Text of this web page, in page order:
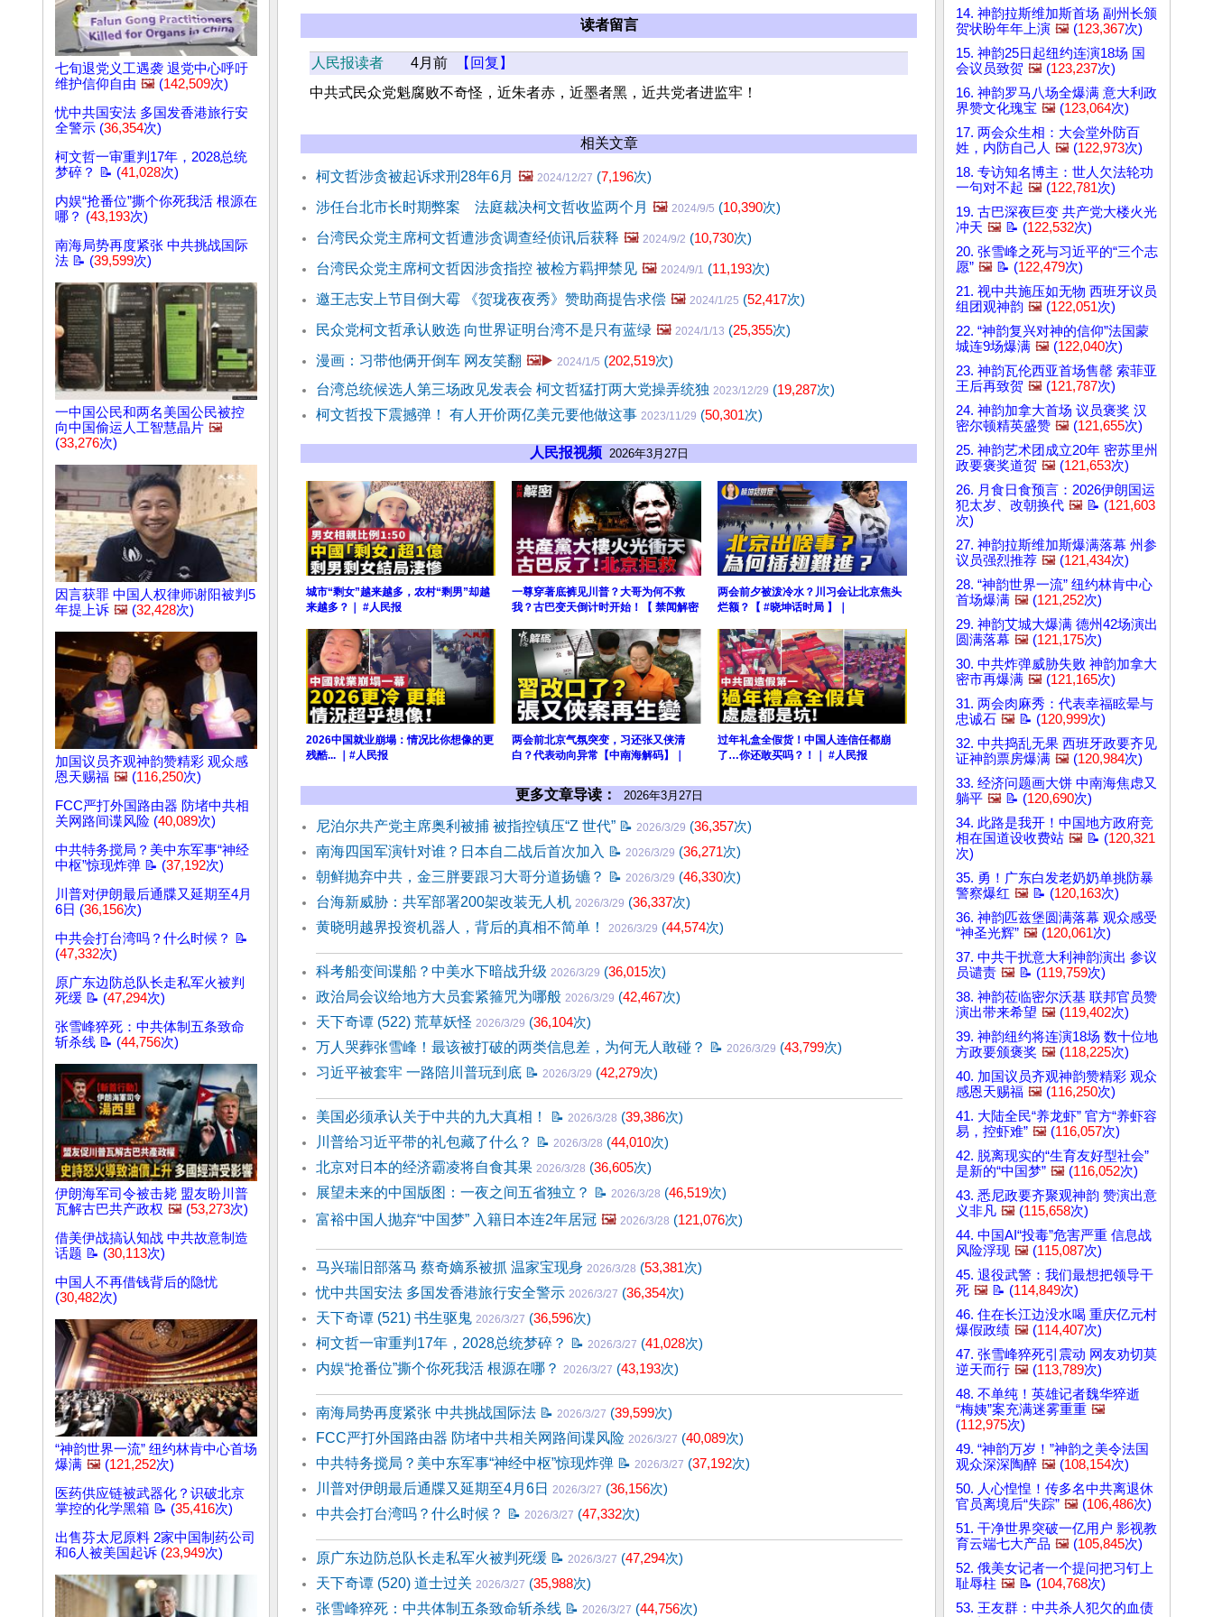
七旬退党义工遇袭 退党中心呼吁
维护信仰自由 🖼️ (142,509次)
忧中共国安法 多国发香港旅行安
全警示 (36,354次)
柯文哲一审重判17年，2028总统
梦碎？ 📝 (41,028次)
内娱“抢番位”撕个你死我活 根源在
哪？ (43,193次)
南海局势再度紧张 中共挑战国际
法 📝 (39,599次)
一中国公民和两名美国公民被控
向中国偷运人工智慧晶片 🖼️
(33,276次)
因言获罪 中国人权律师谢阳被判5
年提上诉 🖼️ (32,428次)
加国议员齐观神韵赞精彩 观众感
恩天赐福 🖼️ (116,250次)
FCC严打外国路由器 防堵中共相
关网路间谍风险 (40,089次)
中共特务搅局？美中东军事“神经
中枢”惊现炸弹 📝 (37,192次)
川普对伊朗最后通牒又延期至4月
6日 (36,156次)
中共会打台湾吗？什么时候？ 📝
(47,332次)
原广东边防总队长走私军火被判
死缓 📝 (47,294次)
张雪峰猝死：中共体制五条致命
斩杀线 📝 (44,756次)
伊朗海军司令被击毙 盟友盼川普
瓦解古巴共产政权 🖼️ (53,273次)
借美伊战搞认知战 中共故意制造
话题 📝 (30,113次)
中国人不再借钱背后的隐忧
(30,482次)
“神韵世界一流” 纽约林肯中心首场
爆满 🖼️ (121,252次)
医药供应链被武器化？识破北京
掌控的化学黑箱 📝 (35,416次)
出售芬太尼原料 2家中国制药公司
和6人被美国起诉 (23,949次)
读者留言
人民报读者 4月前
【回复】
中共式民众党魁腐败不奇怪，近朱者赤，近墨者黑，近共党者进监牢！
相关文章
柯文哲涉贪被起诉求刑28年6月 🖼️ 2024/12/27 (7,196次)
涉任台北市长时期弊案 法庭裁决柯文哲收监两个月 🖼️ 2024/9/5 (10,390次)
台湾民众党主席柯文哲遭涉贪调查经侦讯后获释 🖼️ 2024/9/2 (10,730次)
台湾民众党主席柯文哲因涉贪指控 被检方羁押禁见 🖼️ 2024/9/1 (11,193次)
邀王志安上节目倒大霉 《贺珑夜夜秀》赞助商提告求偿 🖼️ 2024/1/25 (52,417次)
民众党柯文哲承认败选 向世界证明台湾不是只有蓝绿 🖼️ 2024/1/13 (25,355次)
漫画：习带他俩开倒车 网友笑翻 🖼️▶️ 2024/1/5 (202,519次)
台湾总统候选人第三场政见发表会 柯文哲猛打两大党操弄统独 2023/12/29 (19,287次)
柯文哲投下震撼弹！ 有人开价两亿美元要他做这事 2023/11/29 (50,301次)
人民报视频 2026年3月27日
城市“剩女”越来越多，农村“剩男”却越
来越多？｜ #人民报
一尊穿著底裤见川普？大哥为何不救
我？古巴变天倒计时开始！【 禁闻解密
两会前夕被泼冷水？川习会让北京焦头
烂额？【 #晓坤话时局 】｜
2026中国就业崩塌：情况比你想像的更
残酷... ｜#人民报
两会前北京气氛突变，习还张又侠清
白？代表动向异常【中南海解码】｜
过年礼盒全假货！中国人连信任都崩
了…你还敢买吗？！｜ #人民报
更多文章导读： 2026年3月27日
尼泊尔共产党主席奥利被捕 被指控镇压“Z 世代” 📝 2026/3/29 (36,357次)
南海四国军演针对谁？日本自二战后首次加入 📝 2026/3/29 (36,271次)
朝鲜抛弃中共，金三胖要跟习大哥分道扬镳？ 📝 2026/3/29 (46,330次)
台海新威胁：共军部署200架改装无人机 2026/3/29 (36,337次)
黄晓明越界投资机器人，背后的真相不简单！
2026/3/29 (44,574次)
科考船变间谍船？中美水下暗战升级 2026/3/29 (36,015次)
政治局会议给地方大员套紧箍咒为哪般 2026/3/29 (42,467次)
天下奇谭 (522) 荒草妖怪 2026/3/29 (36,104次)
万人哭葬张雪峰！最该被打破的两类信息差，为何无人敢碰？ 📝 2026/3/29 (43,799次)
习近平被套牢 一路陪川普玩到底 📝 2026/3/29 (42,279次)
美国必须承认关于中共的九大真相！ 📝 2026/3/28 (39,386次)
川普给习近平带的礼包藏了什么？ 📝 2026/3/28 (44,010次)
北京对日本的经济霸凌将自食其果 2026/3/28 (36,605次)
展望未来的中国版图：一夜之间五省独立？ 📝 2026/3/28 (46,519次)
富裕中国人抛弃“中国梦” 入籍日本连2年居冠 🖼️ 2026/3/28 (121,076次)
马兴瑞旧部落马 蔡奇嫡系被抓 温家宝现身 2026/3/28 (53,381次)
忧中共国安法 多国发香港旅行安全警示 2026/3/27 (36,354次)
天下奇谭 (521) 书生驱鬼 2026/3/27 (36,596次)
柯文哲一审重判17年，2028总统梦碎？ 📝 2026/3/27 (41,028次)
内娱“抢番位”撕个你死我活 根源在哪？ 2026/3/27 (43,193次)
南海局势再度紧张 中共挑战国际法 📝 2026/3/27 (39,599次)
FCC严打外国路由器 防堵中共相关网路间谍风险 2026/3/27 (40,089次)
中共特务搅局？美中东军事“神经中枢”惊现炸弹 📝 2026/3/27 (37,192次)
川普对伊朗最后通牒又延期至4月6日 2026/3/27 (36,156次)
中共会打台湾吗？什么时候？ 📝 2026/3/27 (47,332次)
原广东边防总队长走私军火被判死缓 📝 2026/3/27 (47,294次)
天下奇谭 (520) 道士过关 2026/3/27 (35,988次)
张雪峰猝死：中共体制五条致命斩杀线 📝 2026/3/27 (44,756次)
14. 神韵拉斯维加斯首场 副州长颁
贺状盼年年上演 🖼️ (123,367次)
15. 神韵25日起纽约连演18场 国
会议员致贺 🖼️ (123,237次)
16. 神韵罗马八场全爆满 意大利政
界赞文化瑰宝 🖼️ (123,064次)
17. 两会众生相：大会堂外防百
姓，内防自己人 🖼️ (122,973次)
18. 专访知名博主：世人欠法轮功
一句对不起 🖼️ (122,781次)
19. 古巴深夜巨变 共产党大楼火光
冲天 🖼️ 📝 (122,532次)
20. 张雪峰之死与习近平的“三个志
愿” 🖼️ 📝 (122,479次)
21. 视中共施压如无物 西班牙议员
组团观神韵 🖼️ (122,051次)
22. “神韵复兴对神的信仰”法国蒙
城连9场爆满 🖼️ (122,040次)
23. 神韵瓦伦西亚首场售罄 索菲亚
王后再致贺 🖼️ (121,787次)
24. 神韵加拿大首场 议员褒奖 汉
密尔顿精英盛赞 🖼️ (121,655次)
25. 神韵艺术团成立20年 密苏里州
政要褒奖道贺 🖼️ (121,653次)
26. 月食日食预言：2026伊朗国运
犯太岁、改朝换代 🖼️ 📝 (121,603
次)
27. 神韵拉斯维加斯爆满落幕 州参
议员强烈推荐 🖼️ (121,434次)
28. “神韵世界一流” 纽约林肯中心
首场爆满 🖼️ (121,252次)
29. 神韵艾城大爆满 德州42场演出
圆满落幕 🖼️ (121,175次)
30. 中共炸弹威胁失败 神韵加拿大
密市再爆满 🖼️ (121,165次)
31. 两会肉麻秀：代表幸福眩晕与
忠诚石 🖼️ 📝 (120,999次)
32. 中共捣乱无果 西班牙政要齐见
证神韵票房爆满 🖼️ (120,984次)
33. 经济问题画大饼 中南海焦虑又
躺平 🖼️ 📝 (120,690次)
34. 此路是我开！中国地方政府竞
相在国道设收费站 🖼️ 📝 (120,321
次)
35. 勇！广东白发老奶奶单挑防暴
警察爆红 🖼️ 📝 (120,163次)
36. 神韵匹兹堡圆满落幕 观众感受
“神圣光辉” 🖼️ (120,061次)
37. 中共干扰意大利神韵演出 参议
员谴责 🖼️ 📝 (119,759次)
38. 神韵莅临密尔沃基 联邦官员赞
演出带来希望 🖼️ (119,402次)
39. 神韵纽约将连演18场 数十位地
方政要颁褒奖 🖼️ (118,225次)
40. 加国议员齐观神韵赞精彩 观众
感恩天赐福 🖼️ (116,250次)
41. 大陆全民“养龙虾” 官方“养虾容
易，控虾难” 🖼️ (116,057次)
42. 脱离现实的“生育友好型社会”
是新的“中国梦” 🖼️ (116,052次)
43. 悉尼政要齐聚观神韵 赞演出意
义非凡 🖼️ (115,658次)
44. 中国AI“投毒”危害严重 信息战
风险浮现 🖼️ (115,087次)
45. 退役武警：我们最想把领导干
死 🖼️ 📝 (114,849次)
46. 住在长江边没水喝 重庆亿元村
爆假政绩 🖼️ (114,407次)
47. 张雪峰猝死引震动 网友劝切莫
逆天而行 🖼️ (113,789次)
48. 不单纯！英雄记者魏华猝逝
“梅姨”案充满迷雾重重 🖼️
(112,975次)
49. “神韵万岁！”神韵之美令法国
观众深深陶醉 🖼️ (108,154次)
50. 人心惶惶！传多名中共离退休
官员离境后“失踪” 🖼️ (106,486次)
51. 干净世界突破一亿用户 影视教
育云端七大产品 🖼️ (105,845次)
52. 俄美女记者一个提问把习钉上
耻辱柱 🖼️ 📝 (104,768次)
53. 王友群：中共杀人犯欠的血债